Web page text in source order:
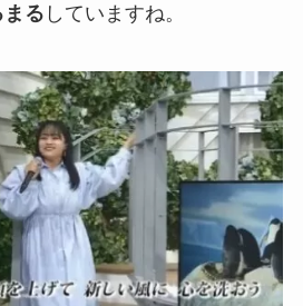
まる していますね。